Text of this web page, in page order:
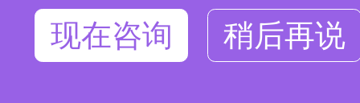
现在咨询 稍后再说